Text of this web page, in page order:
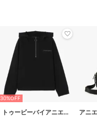
30%OFF
トゥービーバイアニエスベー アニ